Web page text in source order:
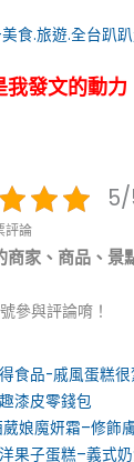
我發文的動
評論
商家、商品、景
參與評論唷！
食品-戚風蛋糕很
漆皮零錢包
娘魔妍霜–修飾
果子蛋糕–義式